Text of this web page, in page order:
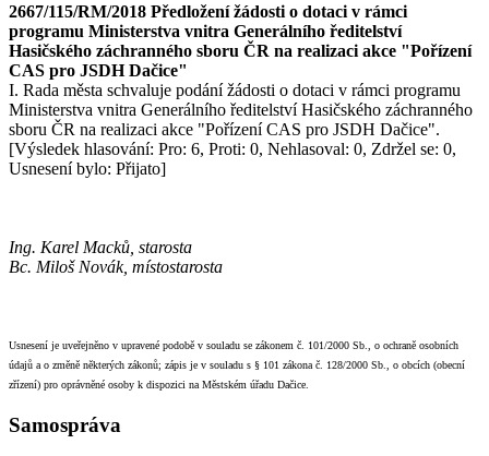
2667/115/RM/2018 Předložení žádosti o dotaci v rámci
programu Ministerstva vnitra Generálního ředitelství
Hasičského záchranného sboru ČR na realizaci akce "Pořízení
CAS pro JSDH Dačice"
I. Rada města schvaluje podání žádosti o dotaci v rámci programu
Ministerstva vnitra Generálního ředitelství Hasičského záchranného
sboru ČR na realizaci akce "Pořízení CAS pro JSDH Dačice".
[Výsledek hlasování: Pro: 6, Proti: 0, Nehlasoval: 0, Zdržel se: 0,
Usnesení bylo: Přijato]
Ing. Karel Macků, starosta
Bc. Miloš Novák, místostarosta
Usnesení je uveřejněno v upravené podobě v souladu se zákonem č. 101/2000 Sb., o ochraně osobních
údajů a o změně některých zákonů; zápis je v souladu s § 101 zákona č. 128/2000 Sb., o obcích (obecní
zřízení) pro oprávněné osoby k dispozici na Městském úřadu Dačice.
Samospráva